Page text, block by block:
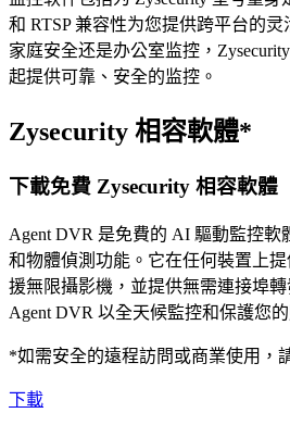
和 RTSP 兼容性为您提供跨平台的
家庭安全还是办公室监控，
起提供可靠、安全的监控。
Zysecurity 相容軟體*
下載免費 Zysecurity 相容軟體
Agent DVR 是免費的 AI 驅動監控軟
和物體偵測功能。它在任何裝置上
援無限攝影機，並提供無需連接埠
Agent DVR 以全天候監控和保護您的
*如需安全的遠程訪問或商業使用，
下載